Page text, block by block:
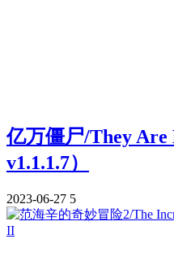
亿万僵尸/They
v1.1.1.7）
2023-06-27 5